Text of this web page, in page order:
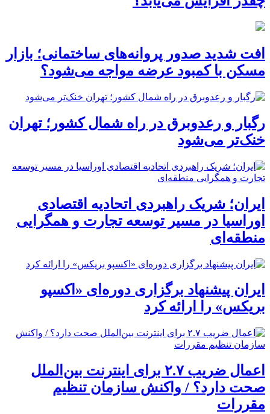
افت شدید صدور پروانه‌های ساختمانی؛ بازار
مسکن با کمبود عرضه مواجه می‌شود؟
رگبار و رعدوبرق در راه شمال کشور؛ تهران
خنک‌تر می‌شود
ایران؛ شریک راهبردی اتحادیه اقتصادی
اوراسیا در مسیر توسعه تجارت و همگرایی
منطقه‌ای
ایران پیشنهاد برگزاری دوره‌ای «اکسپو
بریکس» را ارائه کرد
اعمال ضریب ۲.۷ برای اینترنت بین‌الملل
صحت دارد؟ / واکنش سازمان تنظیم
مقررات